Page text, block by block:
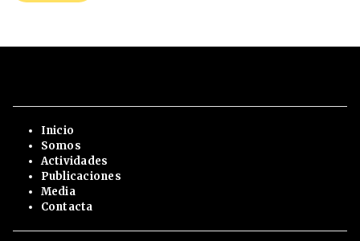
Inicio
Somos
Actividades
Publicaciones
Media
Contacta